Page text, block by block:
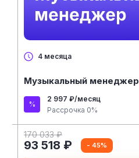
4 месяца
Музыкальный менеджер
2 997 ₽/месяц
Рассрочка 0%
170 033 ₽
93 518 ₽ - 45%